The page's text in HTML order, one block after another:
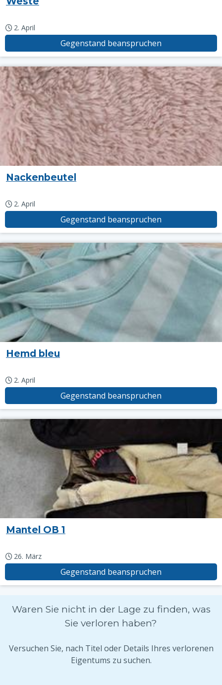
2. April
Gegenstand beanspruchen
Nackenbeutel
2. April
Gegenstand beanspruchen
Hemd bleu
2. April
Gegenstand beanspruchen
Mantel OB 1
26. März
Gegenstand beanspruchen
Waren Sie nicht in der Lage zu finden, was
Sie verloren haben?
Versuchen Sie, nach Titel oder Details Ihres verlorenen
Eigentums zu suchen.